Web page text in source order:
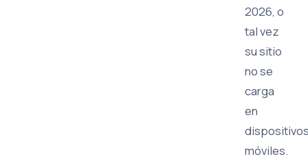
2026, o
tal vez
su sitio
no se
carga
en
móviles.